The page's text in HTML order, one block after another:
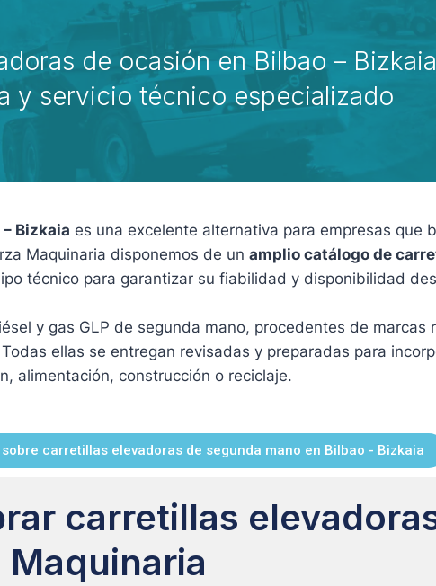
de ocasión en Bilbao – Bizkaia
y servicio técnico especializado
Bizkaia es una excelente alternativa para empresas que
Maquinaria disponemos de un amplio catálogo de
técnico para garantizar su fiabilidad y disponibilidad
y gas GLP de segunda mano, procedentes de marcas
ellas se entregan revisadas y preparadas para
alimentación, construcción o reciclaje.
carretillas elevadoras de segunda mano en Bilbao - Bizkaia
carretillas
Maquinaria